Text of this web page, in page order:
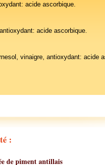
acide ascorbique.
acide ascorbique.
vinaigre, antioxydant: acide
:
de piment antillais